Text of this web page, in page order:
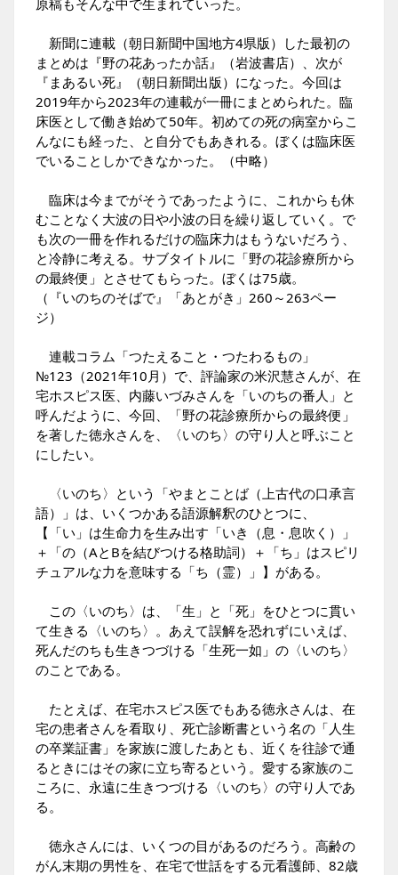
原稿もそんな中で生まれていった。
新聞に連載 （朝日新聞中国地方4県版） した最初の
まとめは『野の花あったか話』（岩波書店）、次が
『まあるい死』（朝日新聞出版）になった。今回は
2019年から2023年の連載が一冊にまとめられた。臨
床医として働き始めて50年。初めての死の病室からこ
んなにも経った、と自分でもあきれる。ぼくは臨床医
でいることしかできなかった。
（中略）
臨床は今までがそうであったように、これからも休
むことなく大波の日や小波の日を繰り返していく。で
も次の一冊を作れるだけの臨床力はもうないだろう、
と冷静に考える。サブタイトルに「野の花診療所から
の最終便」とさせてもらった。ぼくは75歳。
（『いのちのそばで』「あとがき」260～263ペー
ジ）
連載コラム「つたえること・つたわるもの」
№123（2021年10月）で、評論家の米沢慧さんが、在
宅ホスピス医、内藤いづみさんを 「いのちの番人」 と
呼んだように、今回、「野の花診療所からの最終便」
を著した徳永さんを、
〈いのち〉の守り人 と呼ぶこと
にしたい。
〈いのち〉という「やまとことば（上古代の口承言
語）」は、いくつかある語源解釈のひとつに、
【「い」は生命力を生み出す「いき（息・息吹く）」
＋「の（AとBを結びつける格助詞）＋「ち」はスピリ
チュアルな力を意味する「ち（霊）」】がある。
この〈いのち〉は、「生」と「死」をひとつに貫い
て生きる〈いのち〉。あえて誤解を恐れずにいえば、
死んだのちも生きつづける「生死一如」の〈いのち〉
のことである。
たとえば、在宅ホスピス医でもある徳永さんは、在
宅の患者さんを看取り、死亡診断書という名の「人生
の卒業証書」を家族に渡したあとも、近くを往診で通
るときにはその家に立ち寄るという。愛する家族のこ
ころに、永遠に生きつづける〈いのち〉の守り人であ
る。
徳永さんには、いくつの目があるのだろう。高齢の
がん末期の男性を、在宅で世話をする元看護師、82歳